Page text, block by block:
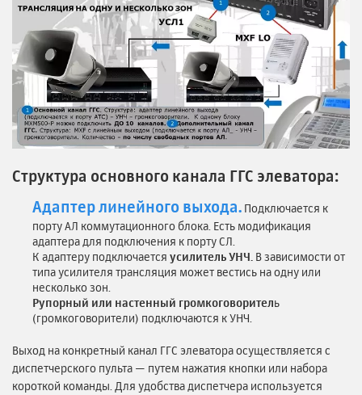
Структура основного канала ГГС элеватора:
Адаптер линейного выхода. Подключается к
порту АЛ коммутационного блока. Есть модификация
адаптера для подключения к порту СЛ.
К адаптеру подключается усилитель УНЧ. В зависимости от
типа усилителя трансляция может вестись на одну или
несколько зон.
Рупорный или настенный громкоговоритель
(громкоговорители) подключаются к УНЧ.
Выход на конкретный канал ГГС элеватора осуществляется с
диспетчерского пульта — путем нажатия кнопки или набора
короткой команды. Для удобства диспетчера используется